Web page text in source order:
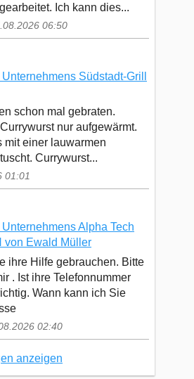
Ich kann dies...
06:50
Südstadt-Grill
schon mal gebraten.
nur aufgewärmt.
mit einer lauwarmen
Currywurst...
01:01
Alpha Tech
von Ewald Müller
ihre Hilfe gebrauchen. Bitte
. Ist ihre Telefonnummer
Wann kann ich Sie
02:40
anzeigen